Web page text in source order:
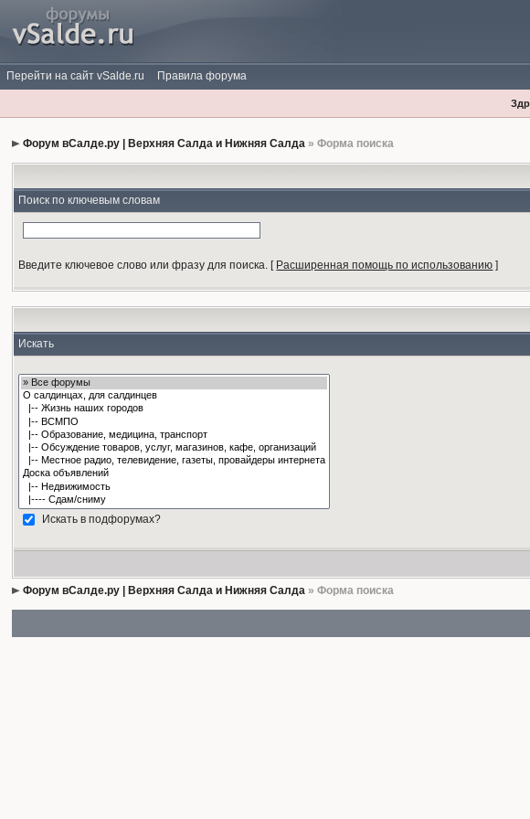
Перейти на сайт vSalde.ru Правила форума
Форум вСалде.ру | Верхняя Салда и Нижняя Салда » Форма поиска
Поиск по ключевым словам
Введите ключевое слово или фразу для поиска. [ Расширенная помощь по использованию ]
Искать
Искать в подфорумах?
Форум вСалде.ру | Верхняя Салда и Нижняя Салда » Форма поиска